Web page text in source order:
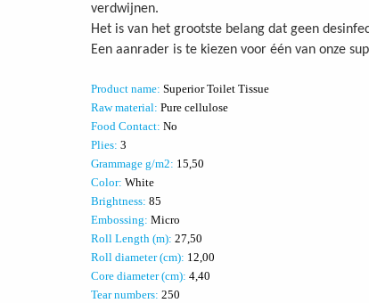
verdwijnen.
Het is van het grootste belang dat geen
Een aanrader is te kiezen voor één van onze
Product name: Superior Toilet Tissue
Raw material: Pure cellulose
Food Contact: No
Plies: 3
Grammage g/m2: 15,50
Color: White
Brightness: 85
Embossing: Micro
Roll Length (m): 27,50
Roll diameter (cm): 12,00
Core diameter (cm): 4,40
Tear numbers: 250